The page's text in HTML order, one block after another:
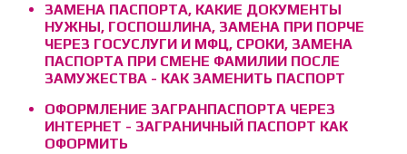
ЗАМЕНА ПАСПОРТА, КАКИЕ ДОКУМЕНТЫ
НУЖНЫ, ГОСПОШЛИНА, ЗАМЕНА ПРИ ПОРЧЕ
ЧЕРЕЗ ГОСУСЛУГИ И МФЦ, СРОКИ, ЗАМЕНА
ПАСПОРТА ПРИ СМЕНЕ ФАМИЛИИ ПОСЛЕ
ЗАМУЖЕСТВА - КАК ЗАМЕНИТЬ ПАСПОРТ
ОФОРМЛЕНИЕ ЗАГРАНПАСПОРТА ЧЕРЕЗ
ИНТЕРНЕТ - ЗАГРАНИЧНЫЙ ПАСПОРТ КАК
ОФОРМИТЬ